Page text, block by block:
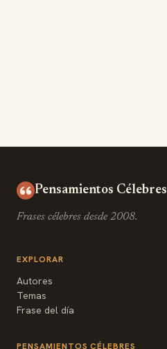
Pensamientos Célebres
Frases célebres desde 2008.
EXPLORAR
Autores
Temas
Frase del día
PENSAMIENTOS CÉLEBRES